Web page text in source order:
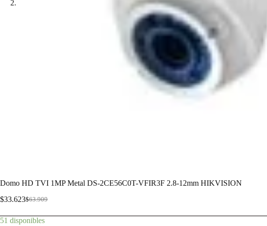
Domo HD TVI 1MP Metal DS-2CE56C0T-VFIR3F 2.8-12mm HIKVISION
$63.909
$33.623
51 disponibles